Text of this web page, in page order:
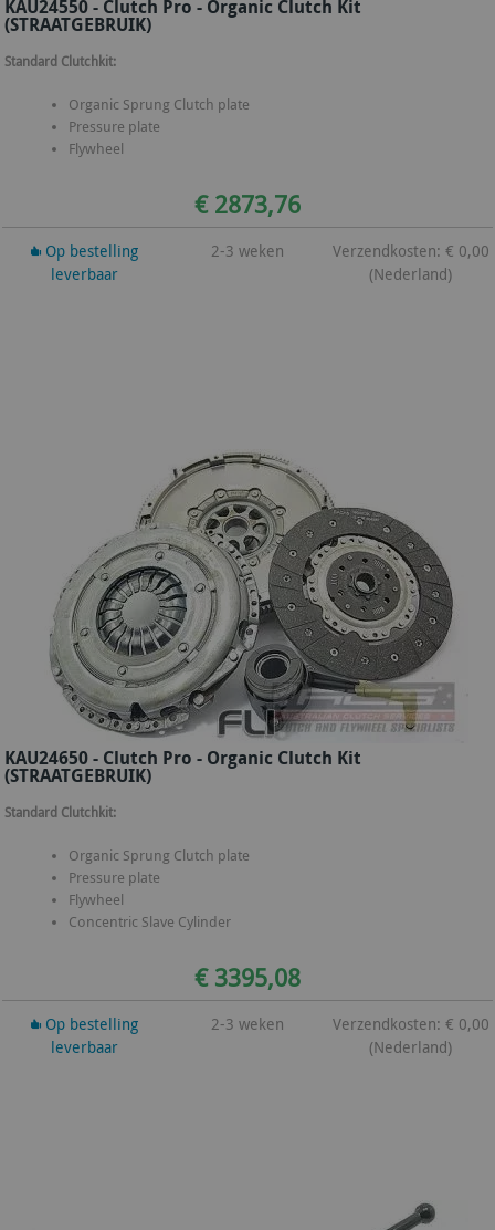
KAU24550 - Clutch Pro - Organic Clutch Kit
(STRAATGEBRUIK)
Standard Clutchkit:
Organic Sprung Clutch plate
Pressure plate
Flywheel
€ 2873,76
Op bestelling
leverbaar
2-3 weken
Verzendkosten: € 0,00
(Nederland)
KAU24650 - Clutch Pro - Organic Clutch Kit
(STRAATGEBRUIK)
Standard Clutchkit:
Organic Sprung Clutch plate
Pressure plate
Flywheel
Concentric Slave Cylinder
€ 3395,08
Op bestelling
leverbaar
2-3 weken
Verzendkosten: € 0,00
(Nederland)